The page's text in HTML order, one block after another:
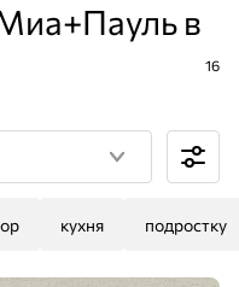
в
16
кухня подростку